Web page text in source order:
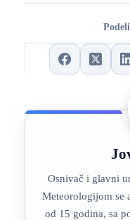
Osnivač i glavni
Meteorologijom se
od 15 godina, sa